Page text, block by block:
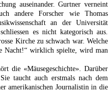
auseinander. Gurtner verneint
andere Forscher wie Thomas
an der Universität
es nicht kategorisch aus.
Kirche zu schwach war. Welche
Nacht!“ wirklich spielte, wird man
die «Mäusegeschichte». Darüber
taucht auch erstmals nach dem
amerikanischen Journalistin in die